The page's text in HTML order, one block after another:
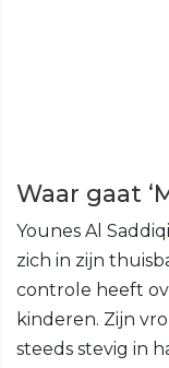
Waar gaat
Younes Al
zich in zijn
controle heeft
kinderen. Zijn
steeds stevig in